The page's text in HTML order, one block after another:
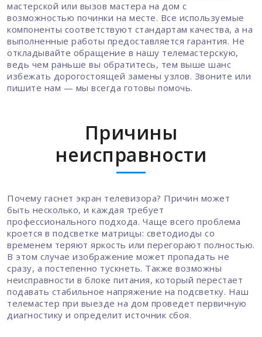
мастерской или вызов мастера на дом с
возможностью починки на месте. Все используемые
компоненты соответствуют стандартам качества, а на
выполненные работы предоставляется гарантия. Не
откладывайте обращение в нашу телемастерскую,
ведь чем раньше вы обратитесь, тем выше шанс
избежать дорогостоящей замены узлов. Звоните или
пишите нам — мы всегда готовы помочь.
Причины
неисправности
Почему гаснет экран телевизора? Причин может
быть несколько, и каждая требует
профессионального подхода. Чаще всего проблема
кроется в подсветке матрицы: светодиоды со
временем теряют яркость или перегорают полностью.
В этом случае изображение может пропадать не
сразу, а постепенно тускнеть. Также возможны
неисправности в блоке питания, который перестает
подавать стабильное напряжение на подсветку. Наш
телемастер при выезде на дом проведет первичную
диагностику и определит источник сбоя.